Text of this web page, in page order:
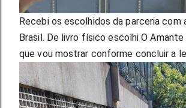
Recebi os escolhidos da parceria com
Brasil. De livro físico escolhi O
que vou mostrar conforme concluir a